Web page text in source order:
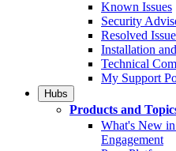
Known Issues
Security
Resolved
Installation
Technical
My Support
Hubs
Products and
What's New
Engagement